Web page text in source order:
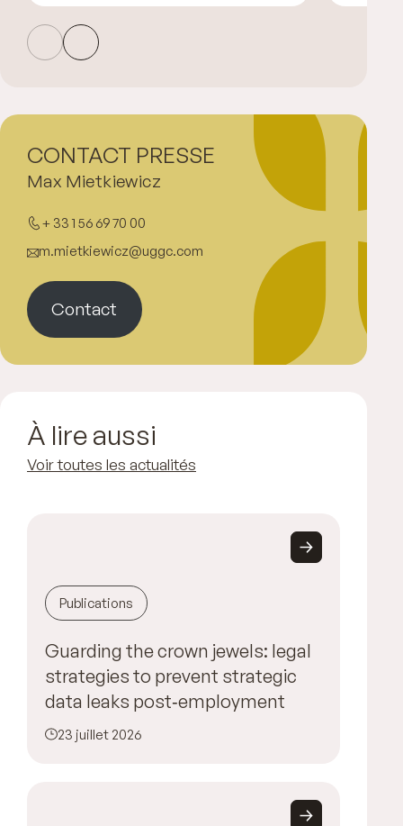
Max Mietkiewicz
+ 33 1 56 69 70 00
m.mietkiewicz@uggc.com
Contact
CONTACT PRESSE
À lire aussi
Voir toutes les actualités
Publications
Guarding the crown jewels: legal
strategies to prevent strategic
data leaks post‑employment
23 juillet 2026